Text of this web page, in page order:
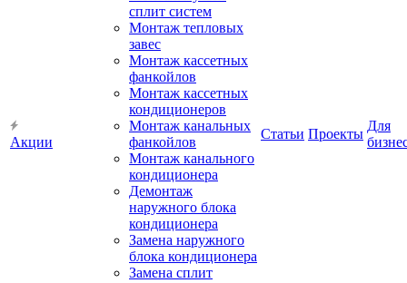
Акции
сплит систем
Монтаж тепловых
завес
Монтаж кассетных
фанкойлов
Монтаж кассетных
кондиционеров
Монтаж канальных
фанкойлов
Монтаж канального
кондиционера
Демонтаж
наружного блока
кондиционера
Замена наружного
блока кондиционера
Замена сплит
Статьи Проекты
Для